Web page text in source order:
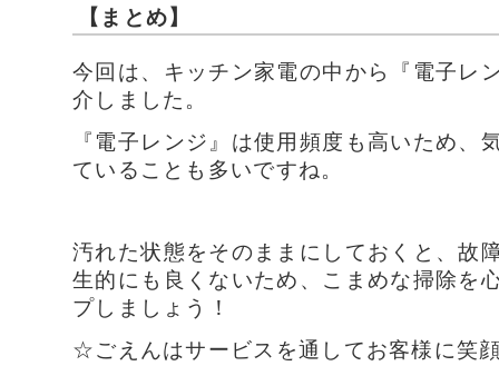
【まとめ】
今回は、キッチン家電の中から『電子レ
介しました。
『電子レンジ』は使用頻度も高いため、
ていることも多いですね。
汚れた状態をそのままにしておくと、故
生的にも良くないため、こまめな掃除を
プしましょう！
☆ごえんはサービスを通してお客様に笑